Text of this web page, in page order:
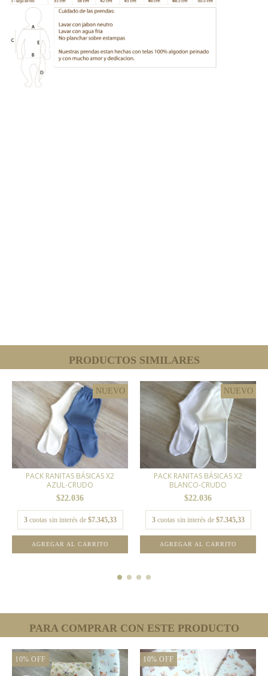
PRODUCTOS SIMILARES
NUEVO
PACK RANITAS BÁSICAS X2
AZUL-CRUDO
$22.036
3 cuotas sin interés de $7.345,33
AGREGAR AL CARRITO
NUEVO
PACK RANITAS BÁSICAS X2
BLANCO-CRUDO
$22.036
3 cuotas sin interés de $7.345,33
AGREGAR AL CARRITO
PARA COMPRAR CON ESTE PRODUCTO
10% OFF 10% OFF